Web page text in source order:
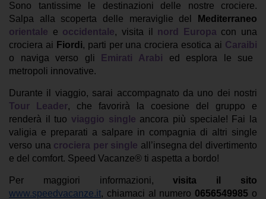
Sono tantissime le destinazioni delle nostre crociere.
Salpa alla scoperta delle meraviglie del
Mediterraneo
orientale e occidentale, visita il nord Europa con una
crociera ai Fiordi, parti per una crociera esotica ai Caraibi
o naviga verso gli
Emirati Arabi ed esplora le sue
metropoli innovative.
Durante il viaggio, sarai accompagnato da uno dei nostri
Tour Leader, che favorirà la coesione del gruppo e
renderà il tuo viaggio single ancora più speciale! Fai la
valigia e preparati a salpare in compagnia di altri single
verso una crociera per single all’insegna del divertimento
e del comfort. Speed Vacanze® ti aspetta a bordo!
Per maggiori informazioni,visita il sito
www.speedvacanze.it, chiamaci al numero 0656549985 o